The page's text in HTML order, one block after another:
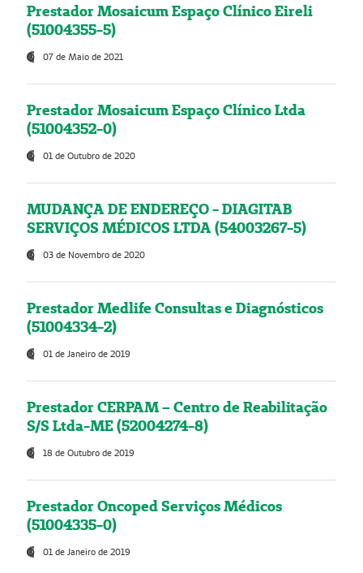
Prestador Mosaicum Espaço Clínico Eireli
(51004355-5)
07 de Maio de 2021
Prestador Mosaicum Espaço Clínico Ltda
(51004352-0)
01 de Outubro de 2020
MUDANÇA DE ENDEREÇO - DIAGITAB
SERVIÇOS MÉDICOS LTDA (54003267-5)
03 de Novembro de 2020
Prestador Medlife Consultas e Diagnósticos
(51004334-2)
01 de Janeiro de 2019
Prestador CERPAM – Centro de Reabilitação
S/S Ltda-ME (52004274-8)
18 de Outubro de 2019
Prestador Oncoped Serviços Médicos
(51004335-0)
01 de Janeiro de 2019